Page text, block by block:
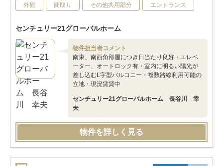
外観 間取り その他共用部分 エントランス
センチュリー21グローバルホーム
物件担当者コメント
南東、南西角部屋につき日当たり良好・エレベ
ーター、オートロック有・室内に明るい陽光が
差し込むL字型バルコニー・複数路線利用可能の
立地・現況賃貸中
センチュリー21グローバルホーム 長谷川 幸
夫
物件を詳しく見る